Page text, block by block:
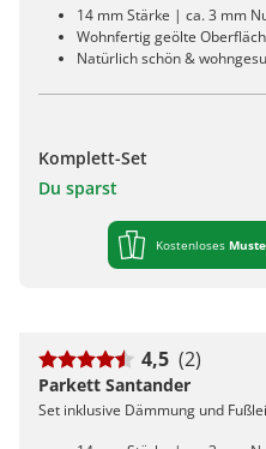
14 mm Stärke | ca. 3 mm
Wohnfertig geölte
Natürlich schön &
Komplett-Set
Du sparst
Kostenloses
4,5 (2)
Parkett Santander
Set inklusive Dämmung und